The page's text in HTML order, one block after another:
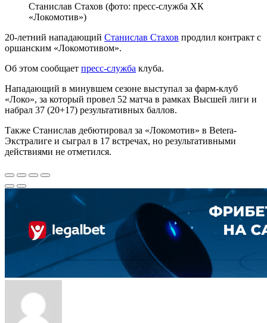
Станислав Стахов (фото: пресс-служба ХК
«Локомотив»)
20-летний нападающий Станислав Стахов продлил контракт с
оршанским «Локомотивом».
Об этом сообщает пресс-служба клуба.
Нападающий в минувшем сезоне выступал за фарм-клуб
«Локо», за который провел 52 матча в рамках Высшей лиги и
набрал 37 (20+17) результативных баллов.
Также Станислав дебютировал за «Локомотив» в Betera-
Экстралиге и сыграл в 17 встречах, но результативными
действиями не отметился.